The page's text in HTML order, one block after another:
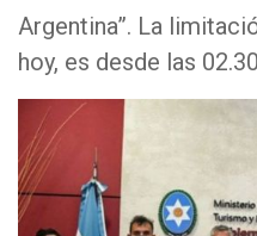
Argentina”. La
hoy, es desde las